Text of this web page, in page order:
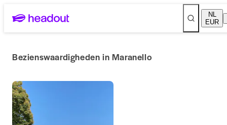
NL
EUR
Bezienswaardigheden in Maranello